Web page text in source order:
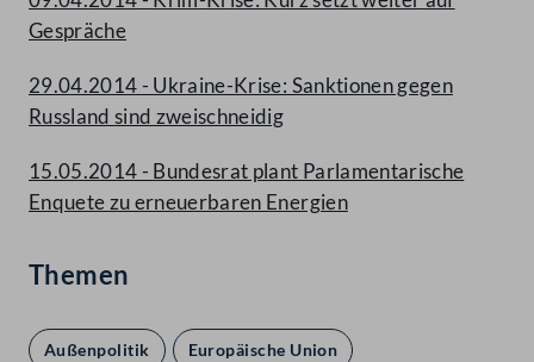
Gespräche
29.04.2014 - Ukraine-Krise: Sanktionen gegen
Russland sind zweischneidig
15.05.2014 - Bundesrat plant Parlamentarische
Enquete zu erneuerbaren Energien
Themen
Außenpolitik Europäische Union